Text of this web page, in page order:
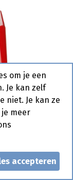
met
om je een
Je kan zelf
niet. Je kan ze
meer
accepteren